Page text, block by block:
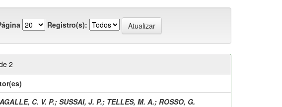
Registro(s):
2
C. V. P.; SUSSAI, J. P.; TELLES, M. A.; ROSSO, G.